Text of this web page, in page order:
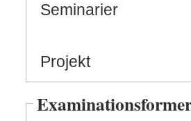
Seminarier
Projekt